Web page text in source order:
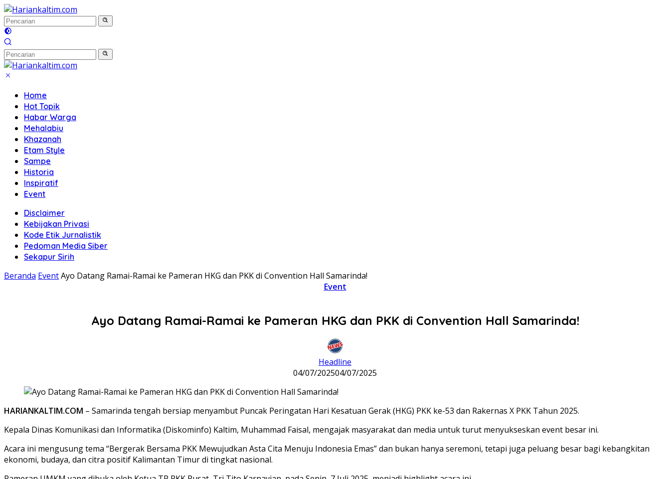
Langsung
ke
konten
Home
Hot Topik
Habar Warga
Mehalabiu
Khazanah
Etam Style
Sampe
Historia
Inspiratif
Event
Disclaimer
Kebijakan Privasi
Kode Etik Jurnalistik
Pedoman Media Siber
Sekapur Sirih
Beranda EventAyo Datang Ramai-Ramai ke Pameran HKG dan PKK di Convention Hall Samarinda!
Event
Ayo Datang Ramai-Ramai ke Pameran HKG dan PKK di Convention Hall Samarinda!
Headline
04/07/202504/07/2025
HARIANKALTIM.COM – Samarinda tengah bersiap menyambut Puncak Peringatan Hari Kesatuan Gerak (HKG) PKK ke-53 dan Rakernas X PKK Tahun 2025.
Kepala Dinas Komunikasi dan Informatika (Diskominfo) Kaltim, Muhammad Faisal, mengajak masyarakat dan media untuk turut menyukseskan event besar ini.
Acara ini mengusung tema “Bergerak Bersama PKK Mewujudkan Asta Cita Menuju Indonesia Emas” dan bukan hanya seremoni, tetapi juga peluang besar bagi kebangkitan
ekonomi, budaya, dan citra positif Kalimantan Timur di tingkat nasional.